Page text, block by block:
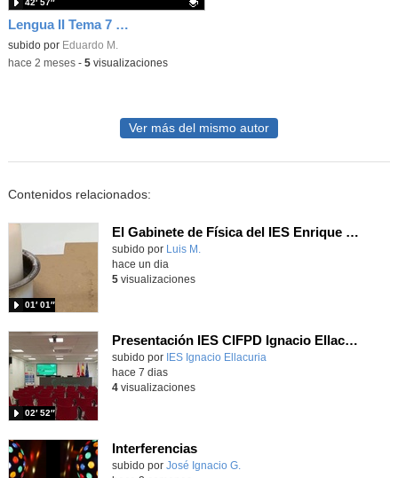
Lengua II Tema 7 Clase 74 20260519 - Figuras retóricas y Juan Ramón Jiménez
Contenido educativo.
subido por Eduardo M.
42′ 57″
-hace 2 meses- 5visualizaciones
Ver más del mismo autor
Contenidos relacionados:
El Gabinete de Física del IES Enrique Tierno Galván de Parla (Curso 25-26)
Contenido educativo.
subido por Luis M.
01′ 01″
hace un dia
5visualizaciones
Presentación IES CIFPD Ignacio Ellacuría
Contenido educativo.
subido por IES Ignacio Ellacuria
02′ 52″
hace 7 dias
4visualizaciones
Interferencias
Contenido educativo.
subido por José Ignacio G.